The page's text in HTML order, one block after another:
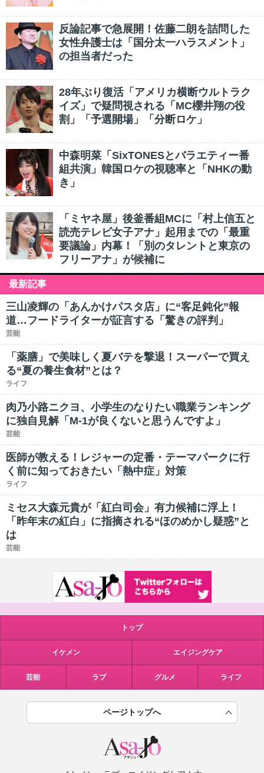
反論記事で急展開！佐藤二朗を詰問した
女性弁護士は「国分太一ハラスメント」
の担当者だった
28年ぶり復活「アメリカ横断ウルトラク
イズ」で疑問視される「MC櫻井翔の役
割」「予選開場」「分断ロケ」
中森明菜「SixTONESとバラエティー番
組共演」韓国ロケの視聴率と「NHKの動
き」
「ミヤネ屋」後釜番組MCに「村上信五と
読売テレビ女子アナ」起用までの「最重
要議論」内幕！「別のタレントと東京の
フリーアナ」が候補に
最新記事
三山凌輝の「あんかけパスタ店」に“客足鈍化”報
道…フードライターが証言する「驚きの評判」
芸能
「薬膳」で美味しく夏バテを撃退！スーパーで買え
る“夏の養生食材”とは？
ライフ
肉乃小路ニクヨ、小学生のなりたい職業ランキング
に独自見解「M-1が良くないと思うんですよ」
芸能
医師が教える！レジャーの定番・テーマパークに行
く前に知っておきたい「熱中症」対策
ライフ
ミセス大森元貴が「紅白司会」有力候補に浮上！
「昨年末の紅白」に指摘される“ほのめかし疑惑”と
は
芸能
トップ
イケメン エイジングケア
芸能 ラブ グルメ ライフ
ページトップへ